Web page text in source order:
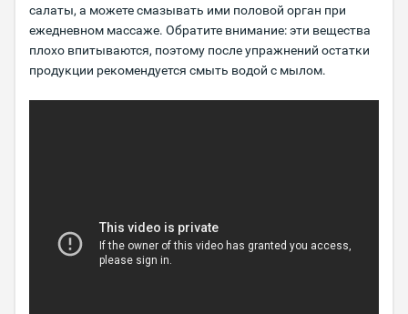
салаты, а можете смазывать ими половой орган при
ежедневном массаже. Обратите внимание: эти вещества
плохо впитываются, поэтому после упражнений остатки
продукции рекомендуется смыть водой с мылом.